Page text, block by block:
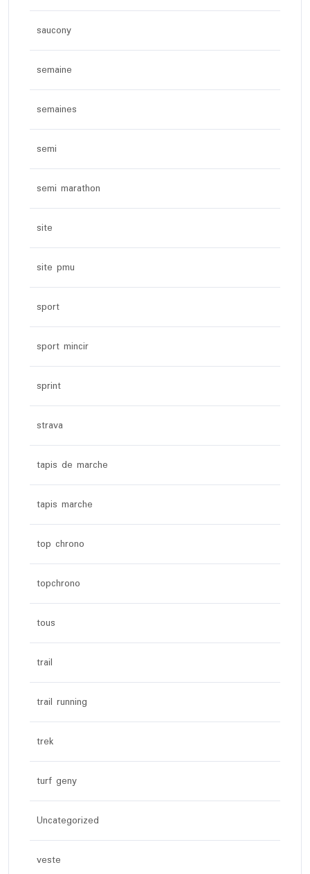
saucony
semaine
semaines
semi
semi marathon
site
site pmu
sport
sport mincir
sprint
strava
tapis de marche
tapis marche
top chrono
topchrono
tous
trail
trail running
trek
turf geny
Uncategorized
veste